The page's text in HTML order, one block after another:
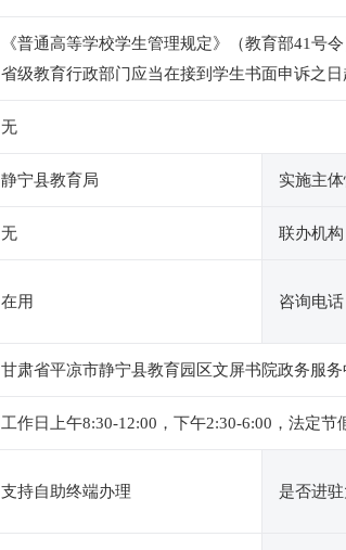
《普通高等学校学生管理规定》（教育部41号
省级教育行政部门应当在接到学生书面申诉之
无
静宁县教育局 实施主
无 联办机构
在用 咨询电话
甘肃省平凉市静宁县教育园区文屏书院政务服
工作日上午8:30-12:00，下午2:30-6:00，法定
支持自助终端办理 是否进